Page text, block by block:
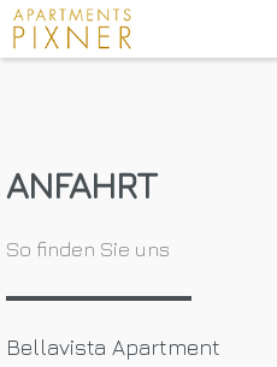
ANFAHRT
So finden Sie uns
Bellavista Apartment